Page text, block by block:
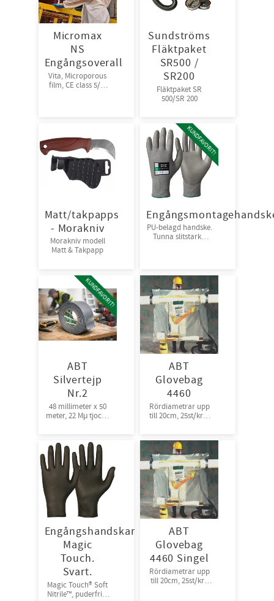
Micromax
NS
Engångsoverall
Vita, Microporous
film, CE class 5/6.
overall/krt
Sundströms
Fläktpaket
SR500 /
SR200
Fläktpaket SR
500/SR 200
Matt/takpapps
- Morakniv
Morakniv modell
Matt & Takpapp
PU-belagd handske.
Tunna slitstarka
Mycket slitstarka
med ventilerande
egenskaper.
KUNDFAVORIT!
ABT
Silvertejp
Nr.2
48 millimeter x 50
meter, 22 Mμ tjock |
KUNDFAVORIT!
ABT
Glovebag
4460
Rördiametrar upp
till 20cm, 25st/krt ,
Engångshandskar
Magic
Touch.
Svart.
Magic Touch® Soft
Nitrile™, puderfria.
ABT
Glovebag
4460 Singel
Rördiametrar upp
till 20cm, 25st/krt,